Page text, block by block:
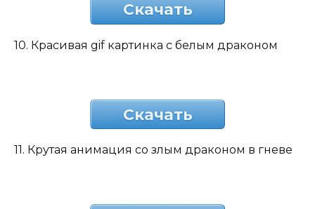
Скачать
10. Красивая gif картинка с белым драконом
Скачать
11. Крутая анимация со злым драконом в гневе